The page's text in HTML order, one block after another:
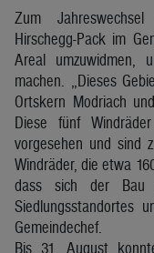
Zum
Hirschegg-Pack im
Areal umzuwidmen,
machen. „Dieses
Ortskern Modriach
Diese fünf
vorgesehen und sind
Windräder, die etwa
dass sich der Bau
Siedlungsstandortes
Gemeindechef.
Bis 31. August